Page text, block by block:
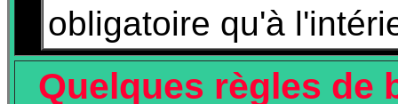
obligatoire qu'à
Quelques règles de